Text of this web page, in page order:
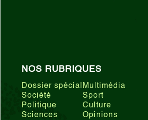
NOS RUBRIQUES
Dossier spécial
Société
Politique
Sciences
Multimédia
Sport
Culture
Opinions